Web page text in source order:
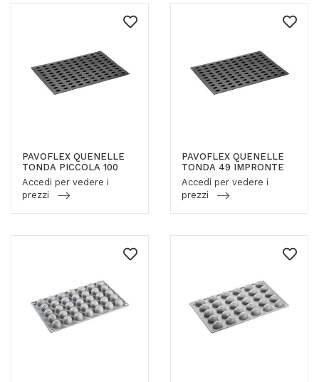
PAVOFLEX QUENELLE
TONDA PICCOLA 100
Accedi per vedere i
prezzi
PAVOFLEX QUENELLE
TONDA 49 IMPRONTE
Accedi per vedere i
prezzi